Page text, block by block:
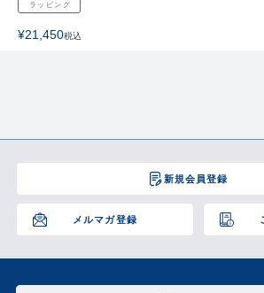
ラッピング
¥21,450税込
新規会員登録
メルマガ登録